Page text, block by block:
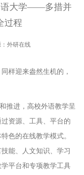
语大学——多措并
过程
外研在线
样迎来盎然生机的，
推进，高校外语教学呈
资源、工具、平台的
色的在线教学模式。
能、人文知识、学习
平台和专项教学工具